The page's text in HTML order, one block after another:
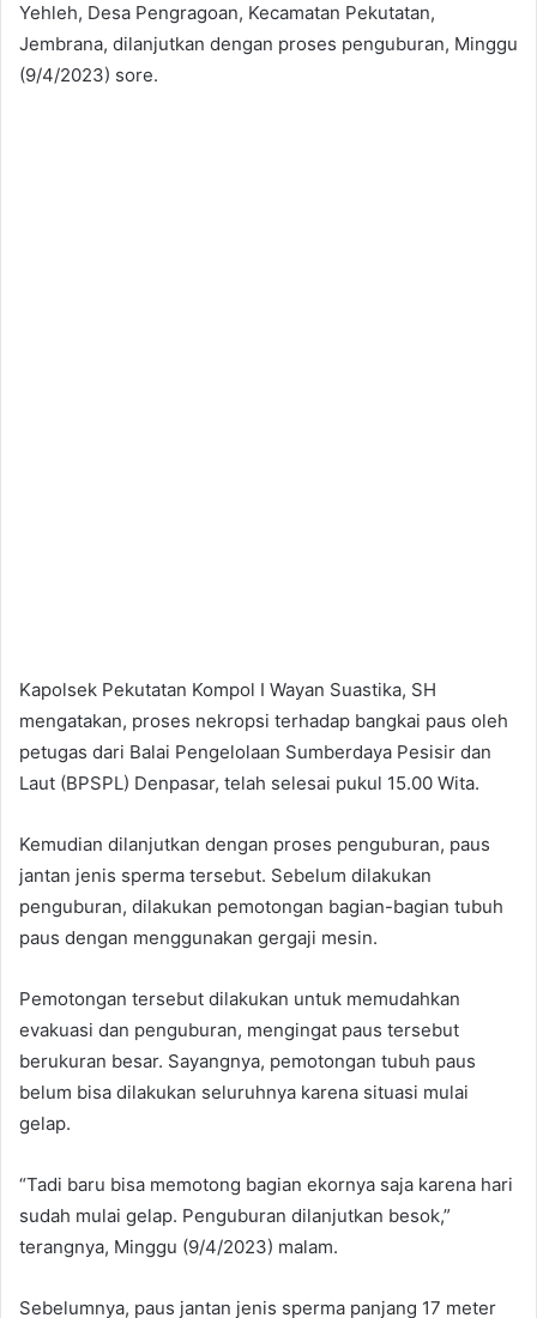
Yehleh, Desa Pengragoan, Kecamatan Pekutatan,
Jembrana, dilanjutkan dengan proses penguburan, Minggu
(9/4/2023) sore.
Kapolsek Pekutatan Kompol I Wayan Suastika, SH
mengatakan, proses nekropsi terhadap bangkai paus oleh
petugas dari Balai Pengelolaan Sumberdaya Pesisir dan
Laut (BPSPL) Denpasar, telah selesai pukul 15.00 Wita.
Kemudian dilanjutkan dengan proses penguburan, paus
jantan jenis sperma tersebut. Sebelum dilakukan
penguburan, dilakukan pemotongan bagian-bagian tubuh
paus dengan menggunakan gergaji mesin.
Pemotongan tersebut dilakukan untuk memudahkan
evakuasi dan penguburan, mengingat paus tersebut
berukuran besar. Sayangnya, pemotongan tubuh paus
belum bisa dilakukan seluruhnya karena situasi mulai
gelap.
“Tadi baru bisa memotong bagian ekornya saja karena hari
sudah mulai gelap. Penguburan dilanjutkan besok,”
terangnya, Minggu (9/4/2023) malam.
Sebelumnya, paus jantan jenis sperma panjang 17 meter